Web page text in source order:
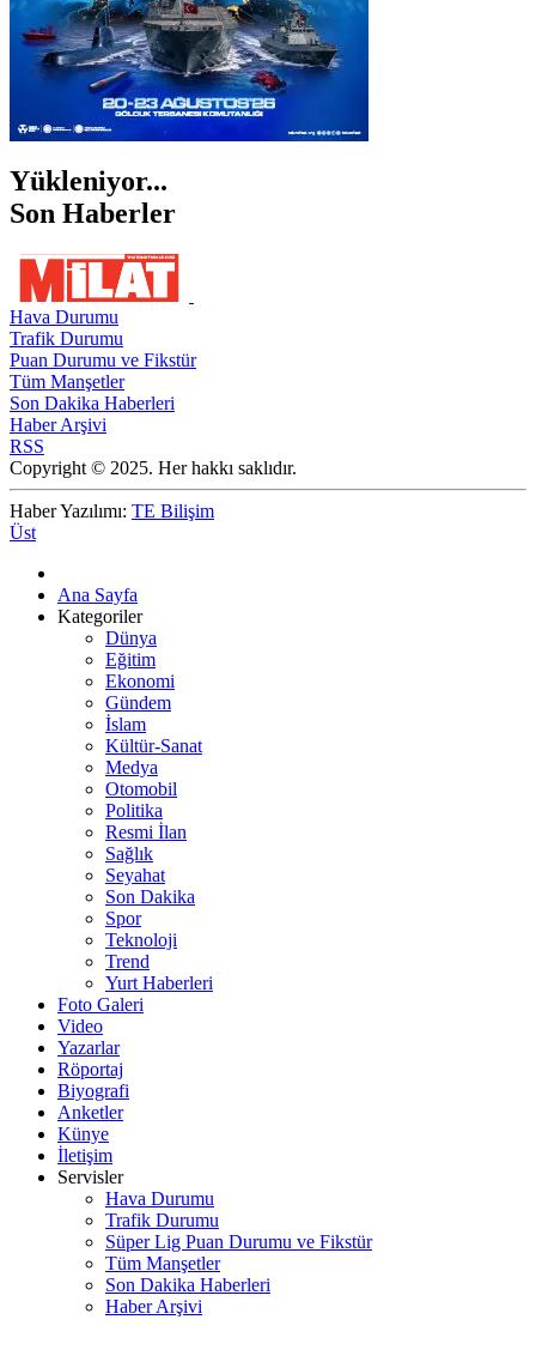
Yükleniyor...
Son Haberler
Hava Durumu
Trafik Durumu
Puan Durumu ve Fikstür
Tüm Manşetler
Son Dakika Haberleri
Haber Arşivi
RSS
Copyright © 2025. Her hakkı saklıdır.
Haber Yazılımı: TE Bilişim
Üst
Ana Sayfa
Kategoriler
Dünya
Eğitim
Ekonomi
Gündem
İslam
Kültür-Sanat
Medya
Otomobil
Politika
Resmi İlan
Sağlık
Seyahat
Son Dakika
Spor
Teknoloji
Trend
Yurt Haberleri
Foto Galeri
Video
Yazarlar
Röportaj
Biyografi
Anketler
Künye
İletişim
Servisler
Hava Durumu
Trafik Durumu
Süper Lig Puan Durumu ve Fikstür
Tüm Manşetler
Son Dakika Haberleri
Haber Arşivi